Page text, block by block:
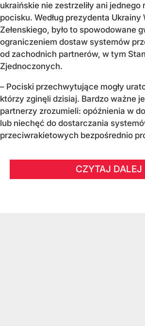
ukraińskie nie zestrzeliły ani jednego
pocisku. Według prezydenta Ukrainy
Zełenskiego, było to spowodowane
ograniczeniem dostaw systemów
od zachodnich partnerów, w tym
Zjednoczonych.
– Pociski przechwytujące mogły
którzy zginęli dzisiaj. Bardzo ważne
partnerzy zrozumieli: opóźnienia w
lub niechęć do dostarczania
przeciwrakietowych bezpośrednio
CZYTAJ DALEJ